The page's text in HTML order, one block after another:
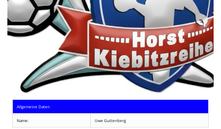
DIE HAIE I Intern
Partner
Allgemeine Daten
Name: Uwe Guttenberg